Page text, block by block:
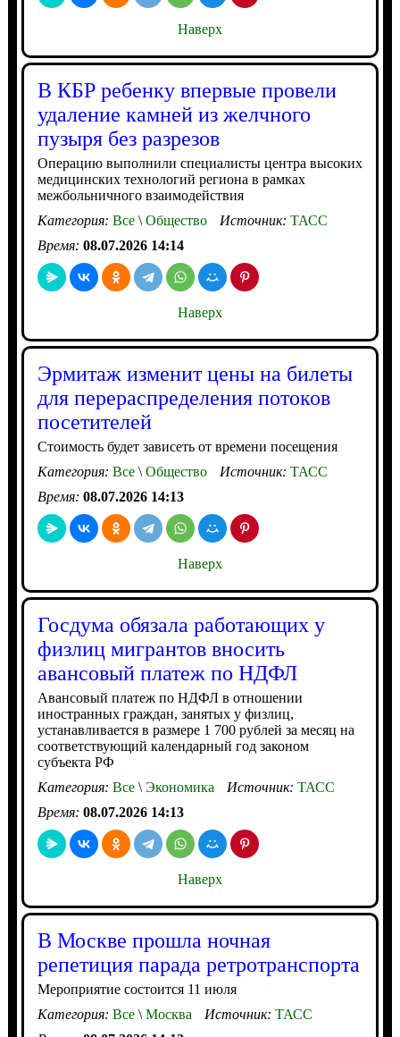
Наверх
В КБР ребенку впервые провели
удаление камней из желчного
пузыря без разрезов
Операцию выполнили специалисты центра высоких
медицинских технологий региона в рамках
межбольничного взаимодействия
Категория: Все\Общество Источник: ТАСС
Время: 08.07.2026 14:14
Наверх
Эрмитаж изменит цены на билеты
для перераспределения потоков
посетителей
Стоимость будет зависеть от времени посещения
Категория: Все\Общество Источник: ТАСС
Время: 08.07.2026 14:13
Наверх
Госдума обязала работающих у
физлиц мигрантов вносить
авансовый платеж по НДФЛ
Авансовый платеж по НДФЛ в отношении
иностранных граждан, занятых у физлиц,
устанавливается в размере 1 700 рублей за месяц на
соответствующий календарный год законом
субъекта РФ
Категория: Все\Экономика Источник: ТАСС
Время: 08.07.2026 14:13
Наверх
В Москве прошла ночная
репетиция парада ретротранспорта
Мероприятие состоится 11 июля
Категория: Все\Москва Источник: ТАСС